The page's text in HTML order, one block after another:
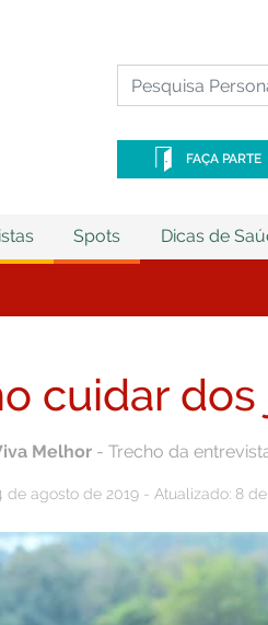
FAÇA PARTE
Spots Dicas de
cuidar dos
Melhor - Trecho da
de agosto de 2019 - Atualizado: 8